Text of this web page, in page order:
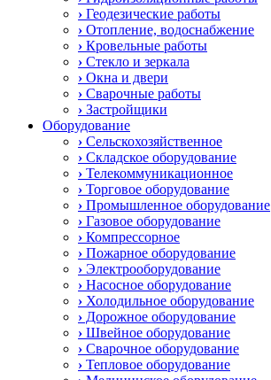
› Геодезические работы
› Отопление, водоснабжение
› Кровельные работы
› Стекло и зеркала
› Окна и двери
› Сварочные работы
› Застройщики
Оборудование
› Сельскохозяйственное
› Складское оборудование
› Телекоммуникационное
› Торговое оборудование
› Промышленное оборудование
› Газовое оборудование
› Компрессорное
› Пожарное оборудование
› Электрооборудование
› Насосное оборудование
› Холодильное оборудование
› Дорожное оборудование
› Швейное оборудование
› Сварочное оборудование
› Тепловое оборудование